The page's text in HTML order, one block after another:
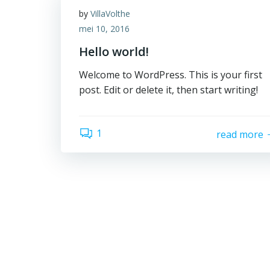
by VillaVolthe
mei 10, 2016
Hello world!
Welcome to WordPress. This is your first
post. Edit or delete it, then start writing!
1 read more